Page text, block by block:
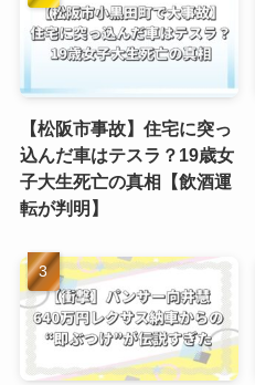
【松阪市事故】住宅に突っ
込んだ車はテスラ？19歳女
子大生死亡の真相【飲酒運
転が判明】